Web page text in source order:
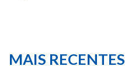
MAIS RECENTES